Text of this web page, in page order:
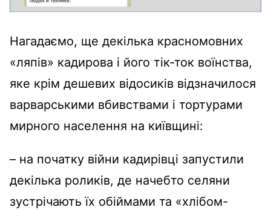
Нагадаємо, ще декілька красномовних
«ляпів» кадирова і його тік-ток воїнства,
яке крім дешевих відосиків відзначилося
варварськими вбивствами і тортурами
мирного населення на київщині:
– на початку війни кадирівці запустили
декілька роликів, де начебто селяни
зустрічають їх обіймами та «хлібом-